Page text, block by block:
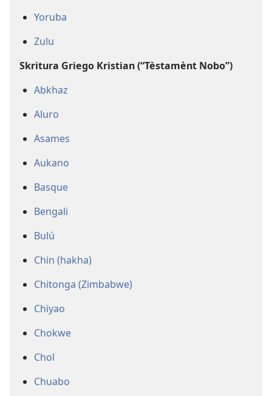
Yoruba
Zulu
Skritura Griego Kristian (“Tèstamènt Nobo”)
Abkhaz
Aluro
Asames
Aukano
Basque
Bengali
Bulú
Chin (hakha)
Chitonga (Zimbabwe)
Chiyao
Chokwe
Chol
Chuabo